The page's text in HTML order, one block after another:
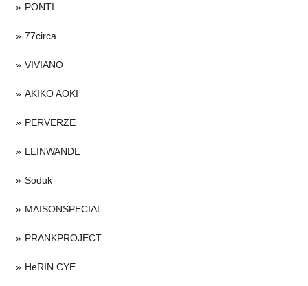
PONTI
77circa
VIVIANO
AKIKO AOKI
PERVERZE
LEINWANDE
Soduk
MAISONSPECIAL
PRANKPROJECT
HeRIN.CYE